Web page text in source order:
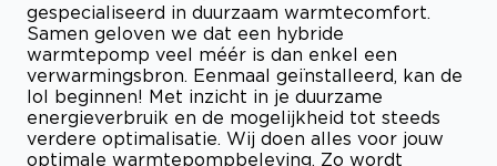
gespecialiseerd in duurzaam warmtecomfort.
Samen geloven we dat een hybride
warmtepomp veel méér is dan enkel een
verwarmingsbron. Eenmaal geïnstalleerd, kan de
lol beginnen! Met inzicht in je duurzame
energieverbruik en de mogelijkheid tot steeds
verdere optimalisatie. Wij doen alles voor jouw
optimale warmtepompbeleving. Zo wordt